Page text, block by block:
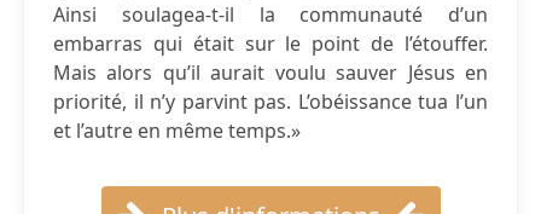
Ainsi soulagea-t-il la communauté d’un
embarras qui était sur le point de l’étouffer.
Mais alors qu’il aurait voulu sauver Jésus en
priorité, il n’y parvint pas. L’obéissance tua l’un
et l’autre en même temps.»